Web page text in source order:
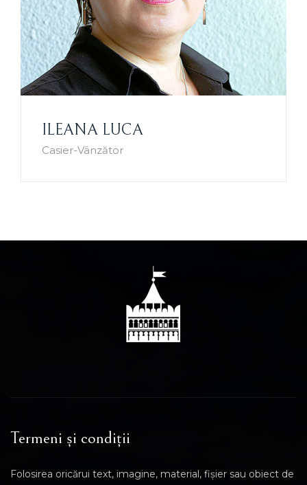
ILEANA LUCA
Casier-Vânzător
Termeni și condiții
Folosirea oricărui text, imagine, material, fișier sau obiect de